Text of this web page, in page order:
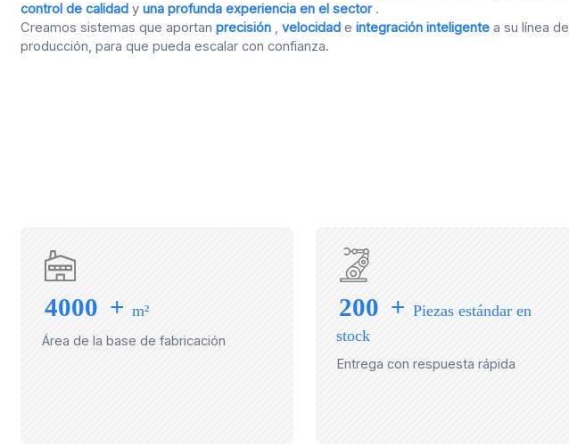
control de calidad yuna profunda experiencia en el sector.
Creamos sistemas que aportanprecisión ,velocidad eintegración inteligente a su línea de
producción, para que pueda escalar con confianza.
4000 + m²
Área de la base de fabricación
200 + Piezas estándar en
stock
Entrega con respuesta rápida